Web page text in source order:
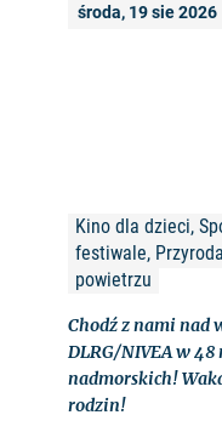
środa, 19 sie 2026
Kino dla dzieci,
festiwale,
powietrzu
Chodź z nami nad
DLRG/NIVEA w
nadmorskich!
rodzin!